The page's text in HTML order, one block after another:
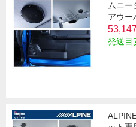
ムニー
アウー
発送目